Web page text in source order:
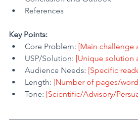
References
Key Points:
Core Problem: [Main challenge
USP/Solution: [Unique solution
Audience Needs: [Specific
Length: [Number of pages/
Tone: [Scientific/Advisory/